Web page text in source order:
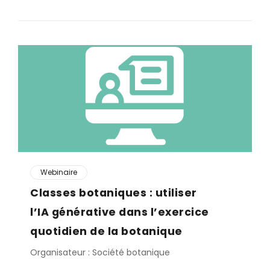
Webinaire
Classes botaniques : utiliser
l’IA générative dans l’exercice
quotidien de la botanique
Organisateur : Société botanique